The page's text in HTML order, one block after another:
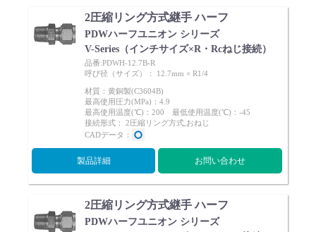
2圧縮リング方式継手 ハーフ
PDWハーフユニオン シリーズ
V-Series（インチサイズ×R・Rcねじ接続）
品番:PDWH-12.7B-R
呼び径（サイズ）： 12.7mm × R1/4
材質：黄銅製(C3604B)
最高使用圧力(MPa)：4.9
最高使用温度(℃)：200 最低使用温度(℃)：-45
接続形式： 2圧縮リング方式,おねじ
CADデータ：
製品詳細 お問い合わせ
2圧縮リング方式継手 ハーフ
PDWハーフユニオン シリーズ